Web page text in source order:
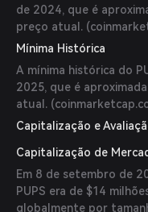
de 2024, que é
preço atual. (
Mínima Histórica
A mínima histórica do
2025, que é
atual. (
Capitalização e
Capitalização de
Em 8 de setembro de
PUPS era de $14
globalmente por